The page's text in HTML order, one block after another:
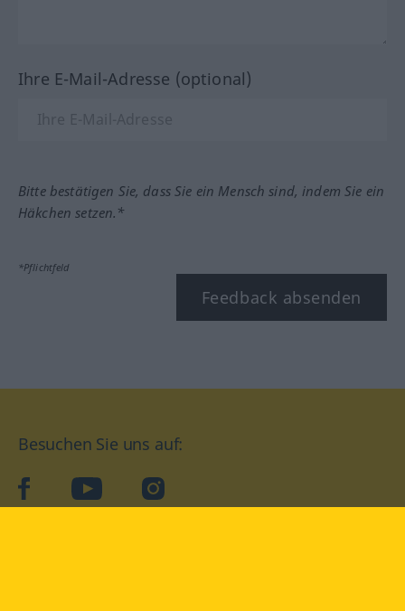
Ihre E-Mail-Adresse (optional)
Bitte bestätigen Sie, dass Sie ein Mensch sind, indem Sie ein
Häkchen setzen.*
*Pflichtfeld
Feedback absenden
Besuchen Sie uns auf:
facebookYouTube Instagram